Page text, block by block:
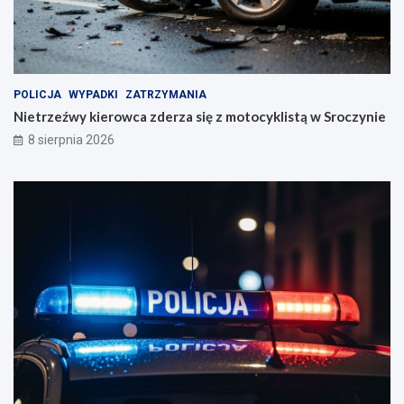
n
i
a
i
s
t
ą
w
S
r
o
POLICJA WYPADKI ZATRZYMANIA
Nietrzeźwy kierowca zderza się z motocyklistą w Sroczynie
8 sierpnia 2026